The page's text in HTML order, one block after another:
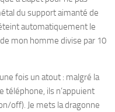
du support aimanté de
automatiquement le
mon homme divise par 10
fois un atout : malgré la
téléphone, ils n’appuient
off). Je mets la dragonne